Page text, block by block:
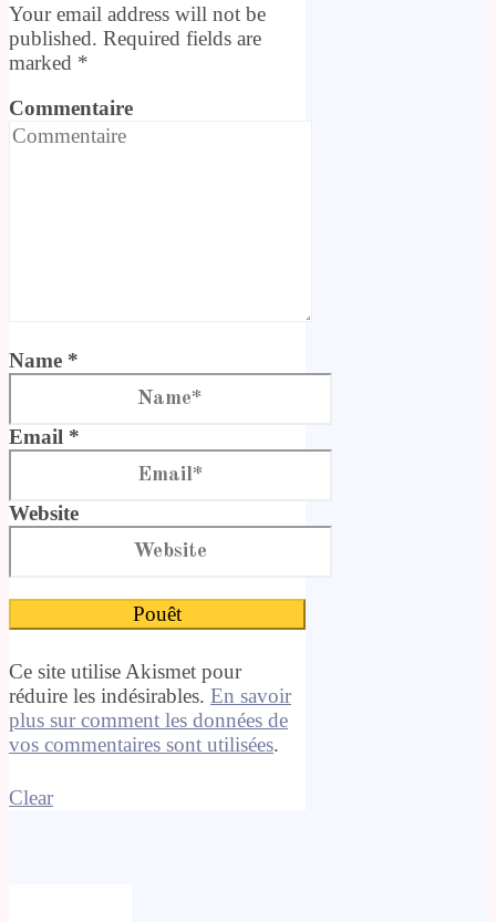
Your email address will not be
published. Required fields are
marked *
Commentaire
Name *
Email *
Website
Ce site utilise Akismet pour
réduire les indésirables. En savoir
plus sur comment les données de
vos commentaires sont utilisées.
Clear